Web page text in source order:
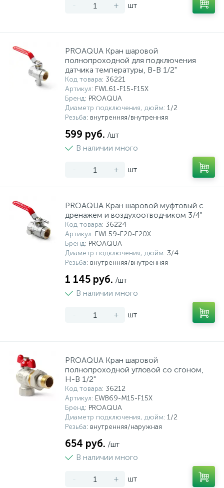
- + шт
PROAQUA Кран шаровой
полнопроходной для подключения
датчика температуры, В-В 1/2"
Код товара: 36221
Артикул: FWL61-F15-F15X
Бренд: PROAQUA
Диаметр подключения, дюйм: 1/2
Резьба: внутренняя/внутренняя
599 руб. /шт
В наличии много
- + шт
PROAQUA Кран шаровой муфтовый с
дренажем и воздухоотводчиком 3/4"
Код товара: 36224
Артикул: FWL59-F20-F20X
Бренд: PROAQUA
Диаметр подключения, дюйм: 3/4
Резьба: внутренняя/внутренняя
1 145 руб. /шт
В наличии много
- + шт
PROAQUA Кран шаровой
полнопроходной угловой со сгоном,
Н-В 1/2"
Код товара: 36212
Артикул: EWB69-M15-F15X
Бренд: PROAQUA
Диаметр подключения, дюйм: 1/2
Резьба: внутренняя/наружная
654 руб. /шт
В наличии много
- + шт